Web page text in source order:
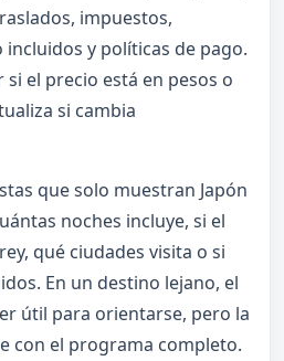
impuestos,
incluidos y políticas de pago.
el precio está en pesos o
si cambia
que solo muestran Japón
noches incluye, si el
qué ciudades visita o si
En un destino lejano, el
útil para orientarse, pero la
con el programa completo.